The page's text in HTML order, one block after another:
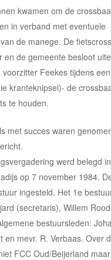
kwamen om de
in verband met eventuele
de manege. De
en de gemeente besloot
Feekes tijdens een
kranteknipsel)- de
te houden.
met succes waren
werd belegd
op 7 november 1984.
ingesteld. Het 1e
(secretaris), Willem
bestuursleden:
en mevr. R. Verbaas. Over
FCC Oud/Beijerland